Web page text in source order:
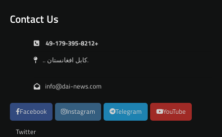
Contact Us
49-179-395-8212+
.. کابل افغانستان.
info@dai-news.com
Facebook Instagram Telegram YouTube
Twitter